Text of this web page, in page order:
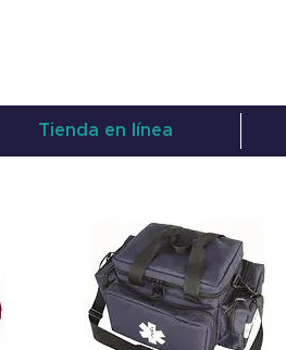
Tienda en línea